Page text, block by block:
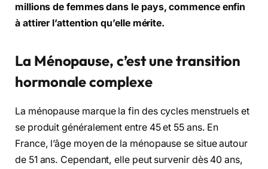
millions de femmes dans le pays, commence enfin
à attirer l’attention qu’elle mérite.
La Ménopause, c’est une transition
hormonale complexe
La ménopause marque la fin des cycles menstruels et
se produit généralement entre 45 et 55 ans. En
France, l’âge moyen de la ménopause se situe autour
de 51 ans. Cependant, elle peut survenir dès 40 ans,